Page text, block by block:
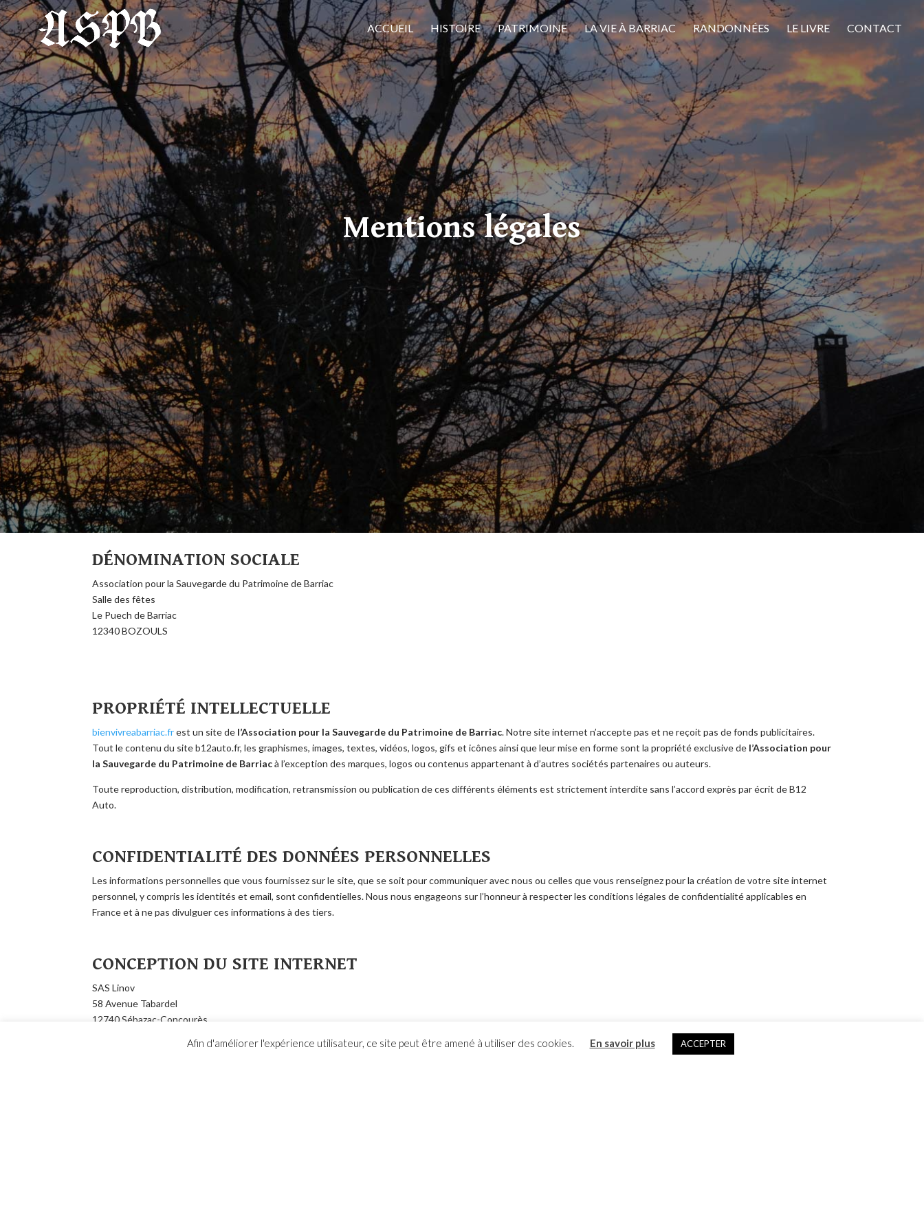
ACCUEIL HISTOIRE PATRIMOINE LA VIE À BARRIAC RANDONNÉES LE LIVRE CONTACT
Mentions légales
DÉNOMINATION SOCIALE
Association pour la Sauvegarde du Patrimoine de Barriac
Salle des fêtes
Le Puech de Barriac
12340 BOZOULS
PROPRIÉTÉ INTELLECTUELLE
bienvivreabarriac.frest un site de l’Association pour la Sauvegarde du Patrimoine de Barriac. Notre site internet n’accepte pas et ne reçoit pas de fonds publicitaires.
Tout le contenu du site b12auto.fr, les graphismes, images, textes, vidéos, logos, gifs et icônes ainsi que leur mise en forme sont la propriété exclusive de l’Association pour
la Sauvegarde du Patrimoine de Barriacà l’exception des marques, logos ou contenus appartenant à d’autres sociétés partenaires ou auteurs.
Toute reproduction, distribution, modification, retransmission ou publication de ces différents éléments est strictement interdite sans l’accord exprès par écrit de B12
Auto.
CONFIDENTIALITÉ DES DONNÉES PERSONNELLES
Les informations personnelles que vous fournissez sur le site, que se soit pour communiquer avec nous ou celles que vous renseignez pour la création de votre site internet
personnel, y compris les identités et email, sont confidentielles. Nous nous engageons sur l’honneur à respecter les conditions légales de confidentialité applicables en
France et à ne pas divulguer ces informations à des tiers.
CONCEPTION DU SITE INTERNET
SAS Linov
58 Avenue Tabardel
12740 Sébazac-Concourès
Afin d'améliorer l'expérience utilisateur, ce site peut être amené à utiliser des cookies. En savoir plus ACCEPTER